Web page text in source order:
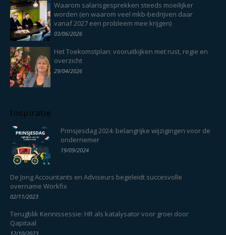
Waarom salarisgesprekken steeds moeilijker
worden (en waarom veel mkb-bedrijven daar
vanaf 2027 een probleem mee krijgen)
03/06/2026
Het Toekomstplan: vooruitkijken met rust, regie en
overzicht
29/04/2026
Inspiratie
Prinsjesdag 2024: belangrijke wijzigingen voor de
ondernemer
19/09/2024
De Jong Accountants en Adviseurs begeleidt succesvolle
overname Workfix
02/11/2023
Terugblik Kennissessie: HR als katalysator voor groei door
Qapitaal
12/10/2023